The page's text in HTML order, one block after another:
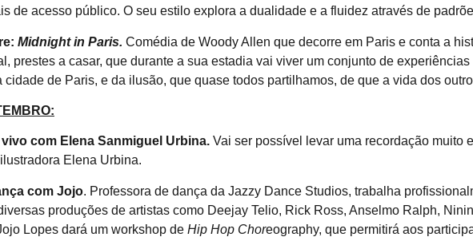
de acesso público. O seu estilo explora a dualidade e a fluidez através de
Midnight in Paris. Comédia de Woody Allen que decorre em Paris e conta a
prestes a casar, que durante a sua estadia vai viver um conjunto de
cidade de Paris, e da ilusão, que quase todos partilhamos, de que a vida dos
com Elena Sanmiguel Urbina. Vai ser possível levar uma recordação muito
Elena Urbina.
com Jojo. Professora de dança da Jazzy Dance Studios, trabalha
produções de artistas como Deejay Telio, Rick Ross, Anselmo Ralph,
Lopes dará um workshop de Hip Hop Choreography, que permitirá aos